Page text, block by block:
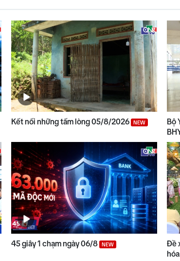
Kết nối những tấm lòng 05/8/2026 NEW
Bộ
45 giây 1 chạm ngày 06/8 NEW
Đề